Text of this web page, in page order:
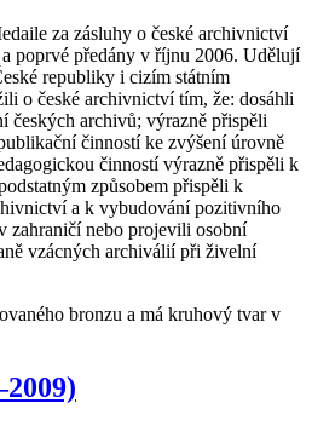
za zásluhy o české archivnictví
poprvé předány v říjnu 2006. Udělují
republiky i cizím státním
o české archivnictví tím, že: dosáhli
archivů; výrazně přispěli
činností ke zvýšení úrovně
činností výrazně přispěli k
způsobem přispěli k
a k vybudování pozitivního
zahraničí nebo projevili osobní
vzácných archiválií při živelní
bronzu a má kruhový tvar v